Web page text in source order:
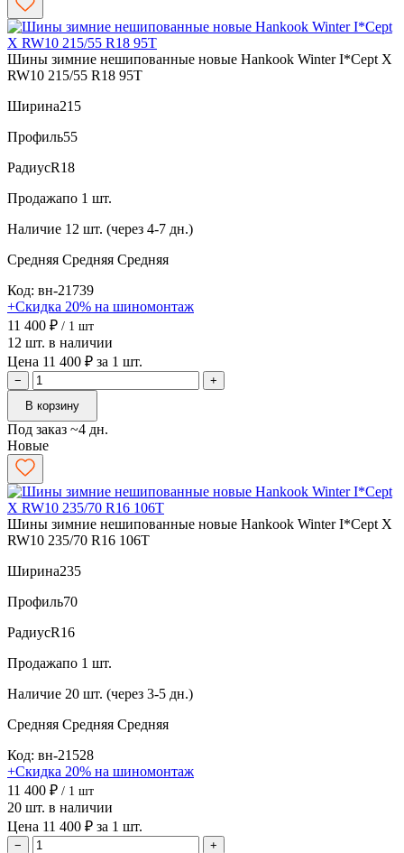
Шины зимние нешипованные новые Hankook Winter I*Cept X
RW10 215/55 R18 95T
Ширина215
Профиль55
РадиусR18
Продажапо 1 шт.
Наличие 12 шт. (через 4-7 дн.)
Средняя Средняя Средняя
Код: вн-21739
+Скидка 20% на шиномонтаж
11 400 ₽ / 1 шт
12 шт. в наличии
Цена 11 400 ₽ за 1 шт.
−
+
В корзину
Под заказ ~4 дн.
Новые
Шины зимние нешипованные новые Hankook Winter I*Cept X
RW10 235/70 R16 106T
Ширина235
Профиль70
РадиусR16
Продажапо 1 шт.
Наличие 20 шт. (через 3-5 дн.)
Средняя Средняя Средняя
Код: вн-21528
+Скидка 20% на шиномонтаж
11 400 ₽ / 1 шт
20 шт. в наличии
Цена 11 400 ₽ за 1 шт.
−
+